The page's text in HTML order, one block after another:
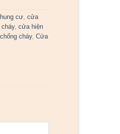
cư,cửa
,cửa hiện
cháy,Cửa